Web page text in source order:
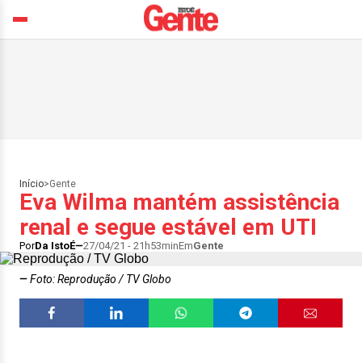
Início>Gente
Eva Wilma mantém assistência
renal e segue estável em UTI
PorDa IstoÉ 27/04/21 - 21h53minEmGente
Foto: Reprodução / TV Globo